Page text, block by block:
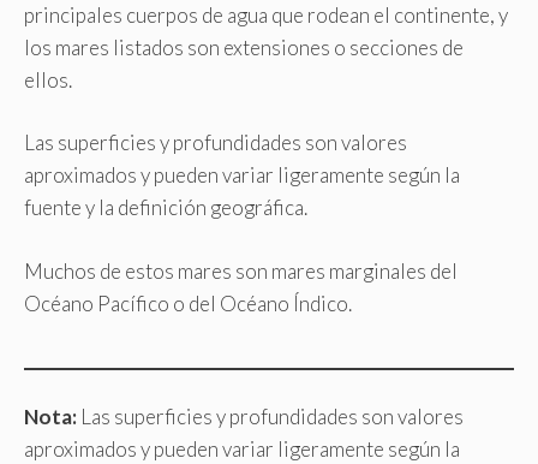
principales cuerpos de agua que rodean el continente, y
los mares listados son extensiones o secciones de
ellos.
Las superficies y profundidades son valores
aproximados y pueden variar ligeramente según la
fuente y la definición geográfica.
Muchos de estos mares son mares marginales del
Océano Pacífico o del Océano Índico.
Nota: Las superficies y profundidades son valores
aproximados y pueden variar ligeramente según la